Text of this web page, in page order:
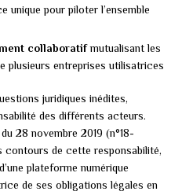
pour piloter l’ensemble
collaboratifmutualisant les
plusieurs entreprises utilisatrices
juridiques inédites,
des différents acteurs.
du 28 novembre 2019 (n°18-
contours de cette responsabilité,
plateforme numérique
de ses obligations légales en